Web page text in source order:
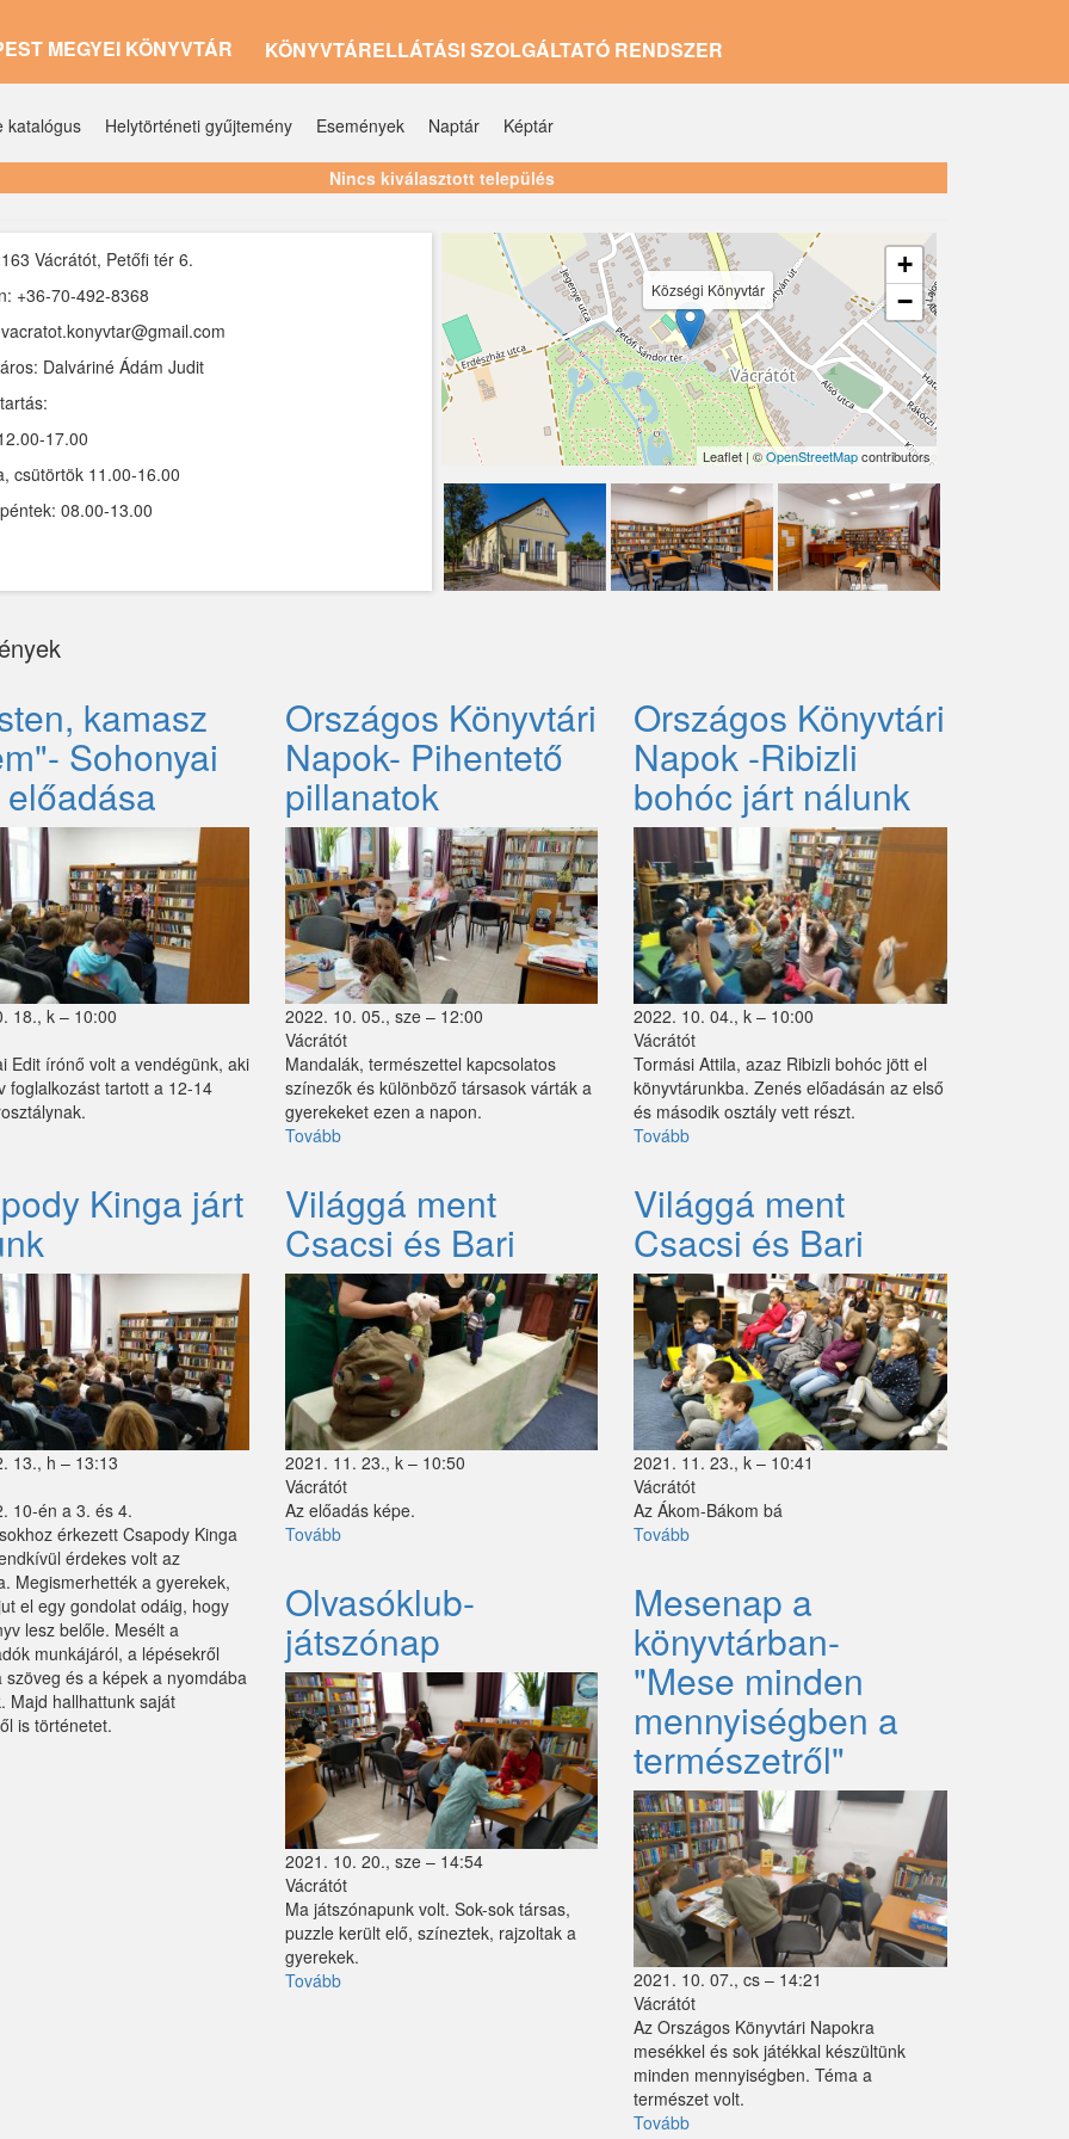
MEGYEI KÖNYVTÁR KÖNYVTÁRELLÁTÁSI SZOLGÁLTATÓ RENDSZER
katalógus Helytörténeti gyűjtemény Események Naptár Képtár
Nincs kiválasztott település
Vácrátót, Petőfi tér 6.
+36-70-492-8368
Dalváriné Ádám Judit
17.00
csütörtök 11.00-16.00
08.00-13.00
Községi Könyvtár
+
−
Leaflet | ©OpenStreetMapcontributors
kamasz
Sohonyai
18., k – 10:00
Edit írónő volt a vendégünk, aki
foglalkozást tartott a 12-14
Edit
Országos Könyvtári
Napok- Pihentető
pillanatok
2022. 10. 05., sze – 12:00
Vácrátót
Mandalák, természettel kapcsolatos
színezők és különböző társasok várták a
gyerekeket ezen a napon.
Tovább(Országos
Pihentető
pillanatok)
Országos Könyvtári
Napok -Ribizli
bohóc járt nálunk
2022. 10. 04., k – 10:00
Vácrátót
Tormási Attila, azaz Ribizli bohóc jött el
könyvtárunkba. Zenés előadásán az első
és második osztály vett részt.
Tovább
-
Ribizli
bohóc
járt
nálunk)
Kinga járt
13., h – 13:13
10-én a 3. és 4.
érkezett Csapody Kinga
érdekes volt az
Megismerhették a gyerekek,
el egy gondolat odáig, hogy
lesz belőle. Mesélt a
munkájáról, a lépésekről
szöveg és a képek a nyomdába
Majd hallhattunk saját
is történetet.
Világgá ment
Csacsi és Bari
2021. 11. 23., k – 10:50
Vácrátót
Az előadás képe.
Tovább(Világgá
és
Bari)
Világgá ment
Csacsi és Bari
2021. 11. 23., k – 10:41
Vácrátót
AzÁkom-Bákom bá
Tovább
és
Olvasóklub-
játszónap
2021. 10. 20., sze – 14:54
Vácrátót
Ma játszónapunk volt. Sok-sok társas,
puzzle került elő, színeztek, rajzoltak a
gyerekek.
Tovább(Olvasóklub-
Mesenap a
könyvtárban-
"Mese minden
mennyiségben a
természetről"
2021. 10. 07., cs – 14:21
Vácrátót
Az Országos Könyvtári Napokra
mesékkel és sok játékkal készültünk
minden mennyiségben. Téma a
természet volt.
Tovább